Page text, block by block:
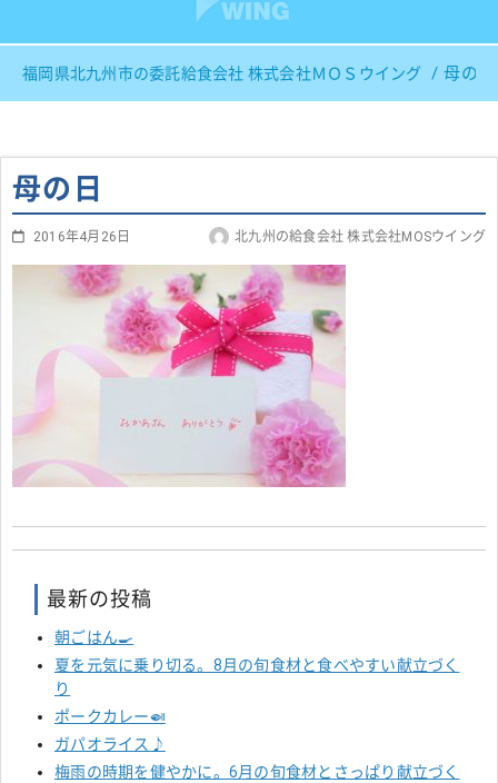
福岡県北九州市の委託給食会社 株式会社ＭＯＳウイング 母の日
母の日
2016年4月26日 北九州の給食会社 株式会社MOSウイング
最新の投稿
朝ごはん🍳
夏を元気に乗り切る。8月の旬食材と食べやすい献立づく
り
ポークカレー🍛
ガパオライス♪
梅雨の時期を健やかに。6月の旬食材とさっぱり献立づく